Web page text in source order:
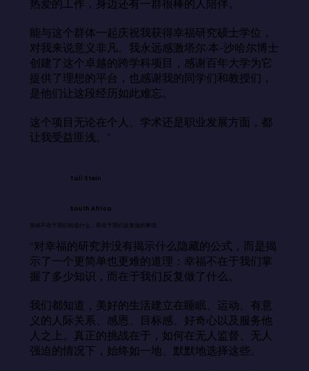
热爱的工作，身边还有一群很棒的人陪伴。
能与这个群体一起庆祝我获得幸福研究硕士学位，
对我来说意义非凡。我永远感激塔尔·本-沙哈尔博士
创建了这个卓越的跨学科项目，感谢百年大学为它
提供了理想的平台，也感谢我的同学们和教授们，
是他们让这段经历如此难忘。
这个项目无论在个人、学术还是职业发展方面，都
让我受益匪浅。”
Tali Stein
South Africa
幸福不在于我们知道什么，而在于我们反复做的事情。
“对幸福的研究并没有揭示什么隐藏的公式，而是揭
示了一个更简单也更难的道理：幸福不在于我们掌
握了多少知识，而在于我们反复做了什么。
我们都知道，美好的生活建立在睡眠、运动、有意
义的人际关系、感恩、目标感、好奇心以及服务他
人之上。真正的挑战在于，如何在无人监督、无人
强迫的情况下，始终如一地、默默地选择这些。